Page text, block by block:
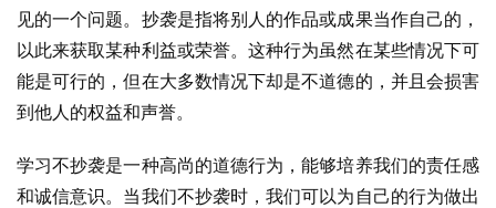
见的一个问题。抄袭是指将别人的作品或成果当作自己的，
以此来获取某种利益或荣誉。这种行为虽然在某些情况下可
能是可行的，但在大多数情况下却是不道德的，并且会损害
到他人的权益和声誉。
学习不抄袭是一种高尚的道德行为，能够培养我们的责任感
和诚信意识。当我们不抄袭时，我们可以为自己的行为做出